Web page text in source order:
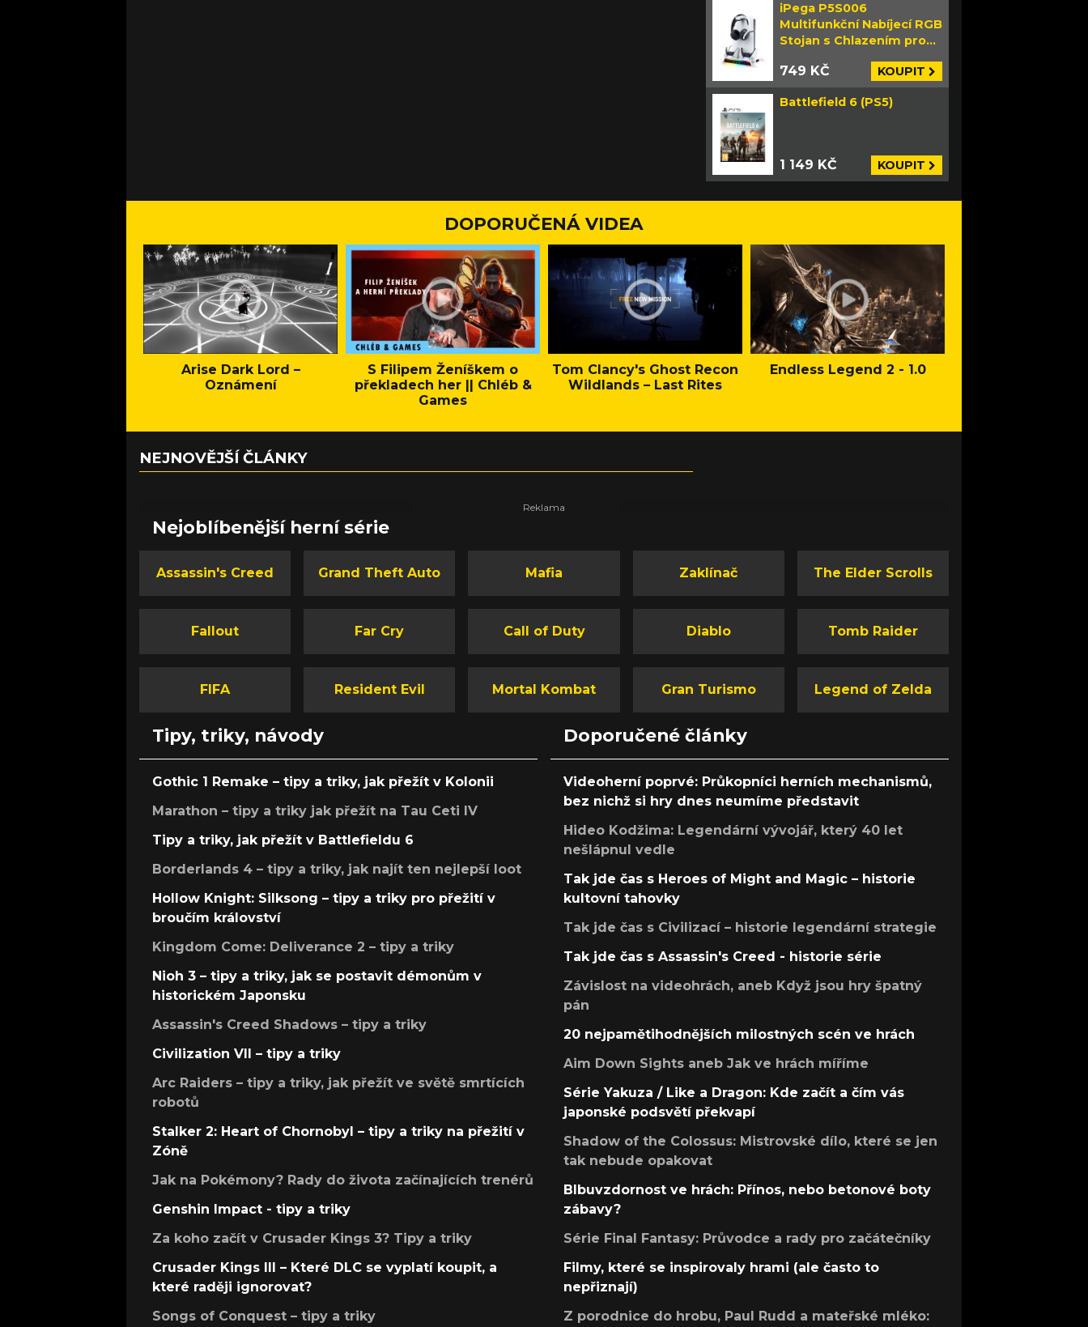
iPega P5S006
Multifunkční Nabíjecí RGB
Stojan s Chlazením pro
749 KČ KOUPIT
Battlefield 6 (PS5)
1 149 KČ KOUPIT
DOPORUČENÁ VIDEA
Arise Dark Lord –
Oznámení
S Filipem Ženíškem o
překladech her || Chléb &
Games
Tom Clancy's Ghost Recon
Wildlands – Last Rites
Endless Legend 2 - 1.0
NEJNOVĚJŠÍ ČLÁNKY
Nejoblíbenější herní série
Assassin's Creed Grand Theft Auto Mafia Zaklínač The Elder Scrolls
Fallout Far Cry Call of Duty Diablo Tomb Raider
FIFA Resident Evil Mortal Kombat Gran Turismo Legend of Zelda
Tipy, triky, návody
Gothic 1 Remake – tipy a triky, jak přežít v Kolonii
Marathon – tipy a triky jak přežít na Tau Ceti IV
Tipy a triky, jak přežít v Battlefieldu 6
Borderlands 4 – tipy a triky, jak najít ten nejlepší loot
Hollow Knight: Silksong – tipy a triky pro přežití v
broučím království
Kingdom Come: Deliverance 2 – tipy a triky
Nioh 3 – tipy a triky, jak se postavit démonům v
historickém Japonsku
Assassin's Creed Shadows – tipy a triky
Civilization VII – tipy a triky
Arc Raiders – tipy a triky, jak přežít ve světě smrtících
robotů
Stalker 2: Heart of Chornobyl – tipy a triky na přežití v
Zóně
Jak na Pokémony? Rady do života začínajících trenérů
Genshin Impact - tipy a triky
Za koho začít v Crusader Kings 3? Tipy a triky
Crusader Kings III – Které DLC se vyplatí koupit, a
které raději ignorovat?
Songs of Conquest – tipy a triky
Doporučené články
Videoherní poprvé: Průkopníci herních mechanismů,
bez nichž si hry dnes neumíme představit
Hideo Kodžima: Legendární vývojář, který 40 let
nešlápnul vedle
Tak jde čas s Heroes of Might and Magic – historie
kultovní tahovky
Tak jde čas s Civilizací – historie legendární strategie
Tak jde čas s Assassin's Creed - historie série
Závislost na videohrách, aneb Když jsou hry špatný
pán
20 nejpamětihodnějších milostných scén ve hrách
Aim Down Sights aneb Jak ve hrách míříme
Série Yakuza / Like a Dragon: Kde začít a čím vás
japonské podsvětí překvapí
Shadow of the Colossus: Mistrovské dílo, které se jen
tak nebude opakovat
Blbuvzdornost ve hrách: Přínos, nebo betonové boty
zábavy?
Série Final Fantasy: Průvodce a rady pro začátečníky
Filmy, které se inspirovaly hrami (ale často to
nepřiznají)
Z porodnice do hrobu, Paul Rudd a mateřské mléko: